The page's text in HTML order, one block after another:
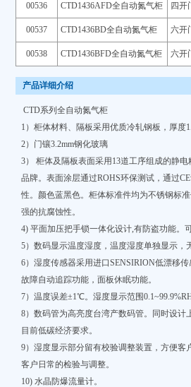
00536 CTD1436AFD全自动氮气柜 四开
00537 CTD1436BD全自动氮气柜 六开
00538 CTD1436BFD全自动氮气柜 六开
产品详细介绍
CTD系列全自动氮气柜
1）柜体材料、隔板采用优质冷轧钢板，厚度
2）门镶3.2mm钢化玻璃
3） 柜体及隔板表面采用13道工序组成的静
品牌。表面涂层通过ROHS环保测试，通过
性。颜色蓝黑色。柜体标准件均为不锈钢标
强的抗腐蚀性。
4) 平面加压把手锁一体化设计,有防盗功能。
5）数码显示温度湿度，温度湿度单独显示，
6）湿度传感器采用进口SENSIRION低漂移
故障自动追踪功能，面板休眠功能。
7）温度误差±1℃。湿度显示范围
8）数码管为高亮度台湾产数码管。同时设计
目前低碳经济要求。
9）湿度显示部分留有校验调整装置，方便
客户日常的检验与调整。
10) 水晶防爆流量计。